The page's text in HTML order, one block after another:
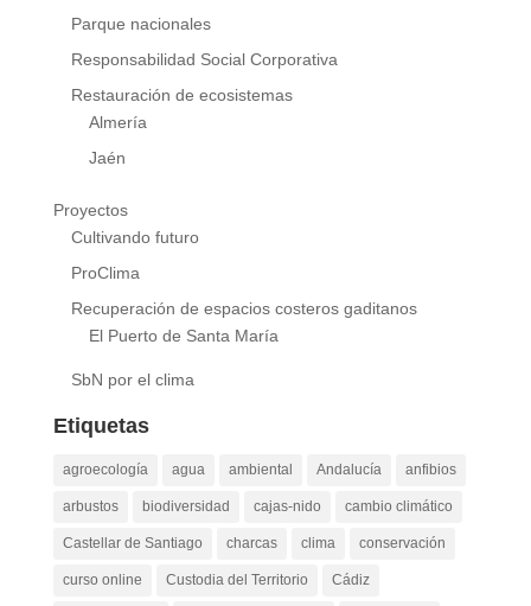
Parque nacionales
Responsabilidad Social Corporativa
Restauración de ecosistemas
Almería
Jaén
Proyectos
Cultivando futuro
ProClima
Recuperación de espacios costeros gaditanos
El Puerto de Santa María
SbN por el clima
Etiquetas
agroecología agua ambiental Andalucía anfibios
arbustos biodiversidad cajas-nido cambio climático
Castellar de Santiago charcas clima conservación
curso online Custodia del Territorio Cádiz